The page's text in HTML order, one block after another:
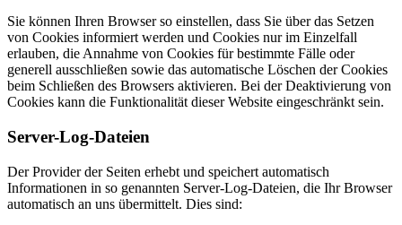
Sie können Ihren Browser so einstellen, dass Sie über das Setzen
von Cookies informiert werden und Cookies nur im Einzelfall
erlauben, die Annahme von Cookies für bestimmte Fälle oder
generell ausschließen sowie das automatische Löschen der Cookies
beim Schließen des Browsers aktivieren. Bei der Deaktivierung von
Cookies kann die Funktionalität dieser Website eingeschränkt sein.
Server-Log-Dateien
Der Provider der Seiten erhebt und speichert automatisch
Informationen in so genannten Server-Log-Dateien, die Ihr Browser
automatisch an uns übermittelt. Dies sind: